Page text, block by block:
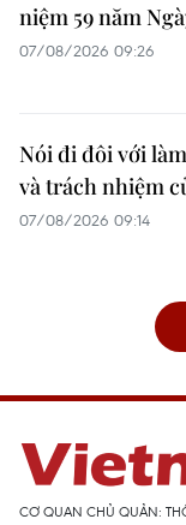
niệm 59 năm
07/08/2026 09:26
Nói đi đôi với
và trách nhiệm
07/08/2026 09:14
CƠ QUAN CHỦ QUẢN: